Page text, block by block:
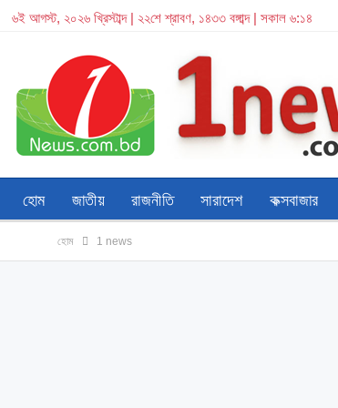
৬ই আগস্ট, ২০২৬ খ্রিস্টাব্দ | ২২শে শ্রাবণ, ১৪৩৩ বঙ্গাব্দ | সকাল ৬:১৪
হোম জাতীয় রাজনীতি সারাদেশ কক্সবাজার
হোম 1 news